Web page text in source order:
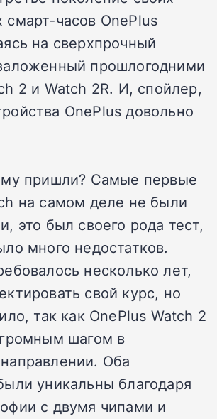
смарт-часов OnePlus
на сверхпрочный
прошлогодними
2 и Watch 2R. И, спойлер,
OnePlus довольно
пришли? Самые первые
на самом деле не были
это был своего рода тест,
много недостатков.
несколько лет,
свой курс, но
так как OnePlus Watch 2
шагом в
Оба
уникальны благодаря
с двумя чипами и